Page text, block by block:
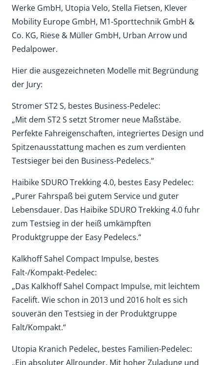
Werke GmbH, Utopia Velo, Stella Fietsen, Klever
Mobility Europe GmbH, M1-Sporttechnik GmbH &
Co. KG, Riese & Müller GmbH, Urban Arrow und
Pedalpower.
Hier die ausgezeichneten Modelle mit Begründung
der Jury:
Stromer ST2 S, bestes Business-Pedelec:
„Mit dem ST2 S setzt Stromer neue Maßstäbe.
Perfekte Fahreigenschaften, integriertes Design und
Spitzenausstattung machen es zum verdienten
Testsieger bei den Business-Pedelecs.“
Haibike SDURO Trekking 4.0, bestes Easy Pedelec:
„Purer Fahrspaß bei gutem Service und guter
Lebensdauer. Das Haibike SDURO Trekking 4.0 fuhr
zum Testsieg in der heiß umkämpften
Produktgruppe der Easy Pedelecs.“
Kalkhoff Sahel Compact Impulse, bestes
Falt-/Kompakt-Pedelec:
„Das Kalkhoff Sahel Compact Impulse, mit leichtem
Facelift. Wie schon in 2013 und 2016 holt es sich
souverän den Testsieg in der Produktgruppe
Falt/Kompakt.“
Utopia Kranich Pedelec, bestes Familien-Pedelec:
„Ein absoluter Allrounder. Mit hoher Zuladung und